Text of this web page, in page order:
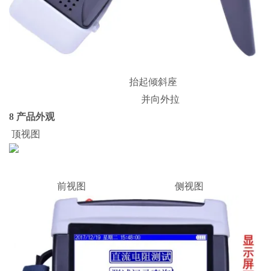
抬起倾斜座
并向外拉
8 产品外观
顶视图
前视图 侧视图